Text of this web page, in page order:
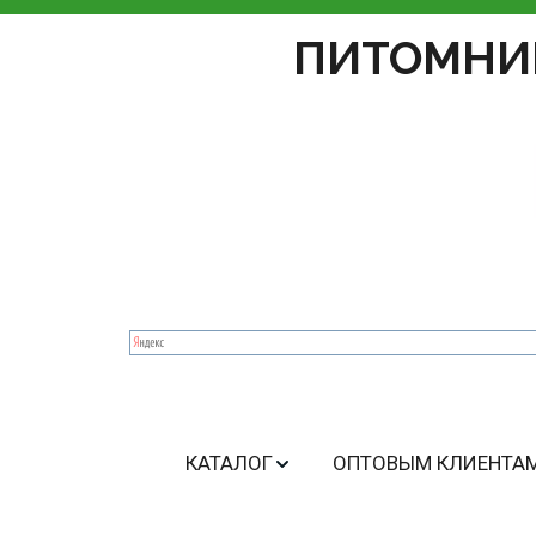
КАТАЛОГ ОПТОВЫМ